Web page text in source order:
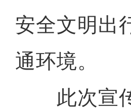
安全文明出
通环境。
此次宣传